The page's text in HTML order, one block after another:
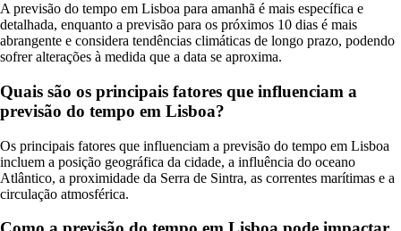
A previsão do tempo em Lisboa para amanhã é mais específica e
detalhada, enquanto a previsão para os próximos 10 dias é mais
abrangente e considera tendências climáticas de longo prazo, podendo
sofrer alterações à medida que a data se aproxima.
Quais são os principais fatores que influenciam a
previsão do tempo em Lisboa?
Os principais fatores que influenciam a previsão do tempo em Lisboa
incluem a posição geográfica da cidade, a influência do oceano
Atlântico, a proximidade da Serra de Sintra, as correntes marítimas e a
circulação atmosférica.